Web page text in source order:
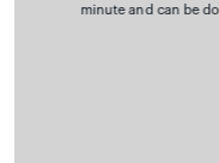
minute and can be